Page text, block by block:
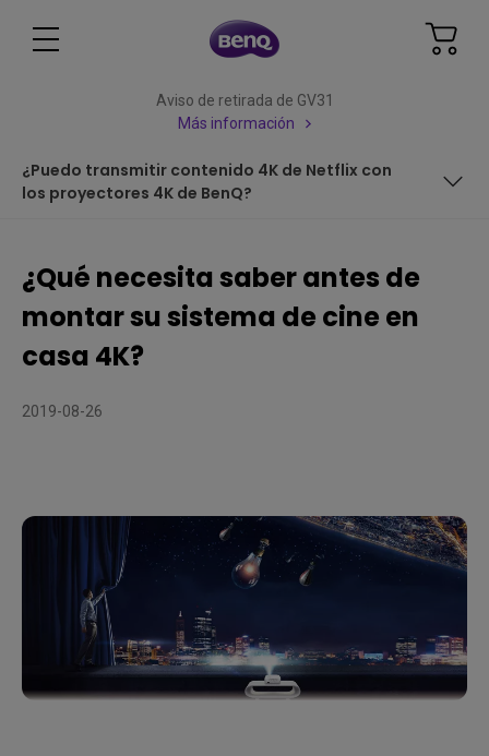
Aviso de retirada de GV31
Más información
¿Puedo transmitir contenido 4K de Netflix con
los proyectores 4K de BenQ?
¿Qué es la tecnología REAL 4K DLP ?
¿Cuál es la diferencia entre la tecnología REAL 4K DLP y la
tecnología 4K-Enhancement?
proyectores 4K de BenQ?
¿Qué necesita saber antes de
montar su sistema de cine en
casa 4K?
2019-08-26